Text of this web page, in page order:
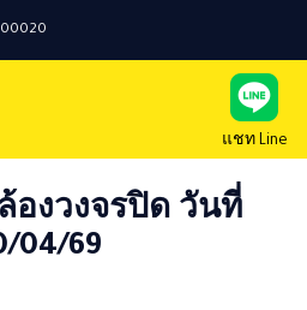
แชท Line
องวงจรปิด วันที่
04/69